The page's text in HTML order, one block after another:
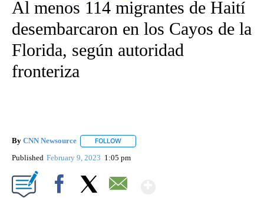
Al menos 114 migrantes de Haití
desembarcaron en los Cayos de la
Florida, según autoridad
fronteriza
By CNN Newsource FOLLOW
Published February 9, 2023 1:05 pm